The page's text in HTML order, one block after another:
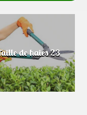
Abattage d'arbres 23